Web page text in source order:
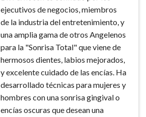
ejecutivos de negocios, miembros
de la industria del entretenimiento, y
una amplia gama de otros Angelenos
para la "Sonrisa Total" que viene de
hermosos dientes, labios mejorados,
y excelente cuidado de las encías. Ha
desarrollado técnicas para mujeres y
hombres con una sonrisa gingival o
encías oscuras que desean una